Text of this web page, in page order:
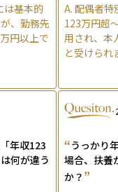
は基本的
、勤務先
円以上で
A. 配偶者特
123万円超
用され、本
と受けられ
年収123
何が違う
“うっかり
場合、扶養
か？ ”